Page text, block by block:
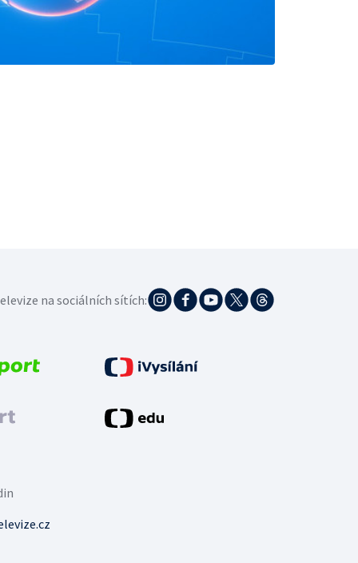
na sociálních sítích: